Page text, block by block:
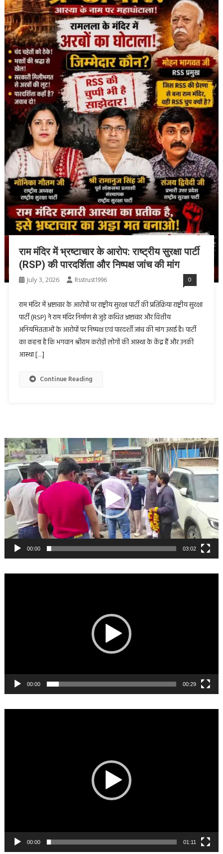
राम मंदिर में भ्रष्टाचार के आरोप: राष्ट्रीय सुरक्षा पार्टी
(RSP) की पारदर्शिता और निष्पक्ष जांच की मांग
July 3, 2026 Rsstrust1996 0
राम मंदिर में भ्रष्टाचार के आरोपों पर राष्ट्रीय सुरक्षा पार्टी की प्रतिक्रिया राष्ट्रीय सुरक्षा
पार्टी (RSP) ने राम मंदिर निर्माण से जुड़े कथित भ्रष्टाचार और वित्तीय
अनियमितताओं के आरोपों पर निष्पक्ष एवं पारदर्शी जांच की मांग उठाई है। पार्टी
का कहना है कि भगवान श्रीराम करोड़ों लोगों की आस्था के केंद्र हैं और उनकी
आस्था […]
Continue Reading
Video
Player
00:00 03:02
00:00 00:29
00:00 01:11